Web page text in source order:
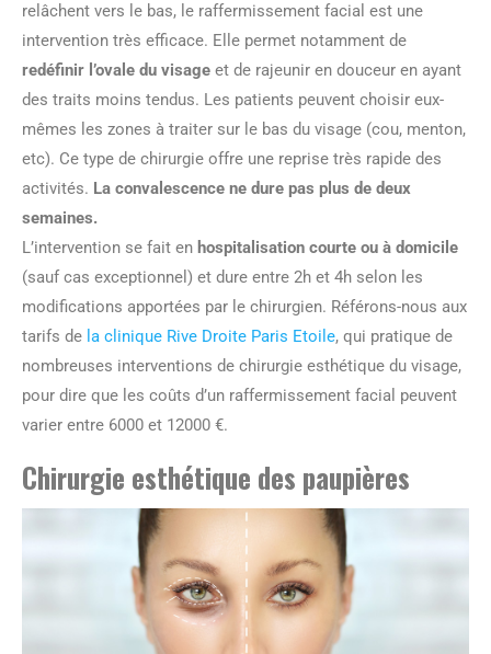
relâchent vers le bas, le raffermissement facial est une
intervention très efficace. Elle permet notamment de
redéfinir l’ovale du visage et de rajeunir en douceur en ayant
des traits moins tendus. Les patients peuvent choisir eux-
mêmes les zones à traiter sur le bas du visage (cou, menton,
etc). Ce type de chirurgie offre une reprise très rapide des
activités. La convalescence ne dure pas plus de deux
semaines.
L’intervention se fait en hospitalisation courte ou à domicile
(sauf cas exceptionnel) et dure entre 2h et 4h selon les
modifications apportées par le chirurgien. Référons-nous aux
tarifs de la clinique Rive Droite Paris Etoile, qui pratique de
nombreuses interventions de chirurgie esthétique du visage,
pour dire que les coûts d’un raffermissement facial peuvent
varier entre 6000 et 12000 €.
Chirurgie esthétique des paupières